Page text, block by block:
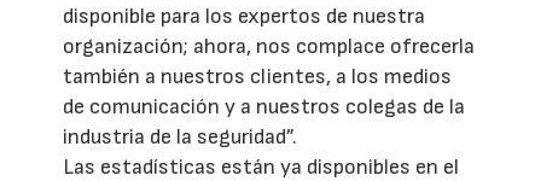
disponible para los expertos de nuestra
organización; ahora, nos complace ofrecerla
también a nuestros clientes, a los medios
de comunicación y a nuestros colegas de la
industria de la seguridad”.
Las estadísticas están ya disponibles en el